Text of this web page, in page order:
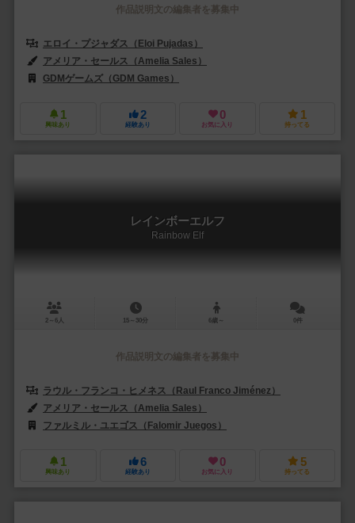
作品説明文の編集者を募集中
エロイ・プジャダス（Eloi Pujadas）
アメリア・セールス（Amelia Sales）
GDMゲームズ（GDM Games）
1
興味あり
2
経験あり
0
お気に入り
1
持ってる
レインボーエルフ
Rainbow Elf
2～6人 15～30分 6歳～ 0件
作品説明文の編集者を募集中
ラウル・フランコ・ヒメネス（Raul Franco Jiménez）
アメリア・セールス（Amelia Sales）
ファルミル・ユエゴス（Falomir Juegos）
1
興味あり
6
経験あり
0
お気に入り
5
持ってる